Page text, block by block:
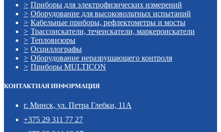
Приборы для электрофизических измерений
Оборудование для высоковольтных испытаний
Кабельные приборы, рефлектометры и мосты
Трассоискатели, течеискатели, маркероискатели
Тепловизоры
Осциллографы
Оборудование неразрушающего контроля
Приборы MULTICON
КОНТАКТНАЯ ИНФОРМАЦИЯ
г. Минск, ул. Петра Глебки, 11А
+375 29 311 77 27